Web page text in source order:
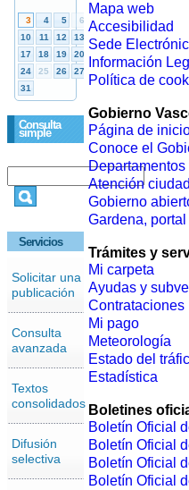
Consulta
simple
Servicios
Solicitar una
publicación
Consulta
avanzada
Textos
consolidados
Difusión
selectiva
Mapa web
Accesibilidad
Sede
Información
Política de
Gobierno
Página de
Conoce el
Atención
Gobierno
Gardena,
Trámites y
Mi carpeta
Ayudas y
Contrataciones
Mi pago
Meteorología
Estado del
Estadística
Boletines
Boletín Oficial
Boletín Oficial
Boletín Oficial
Boletín Oficial